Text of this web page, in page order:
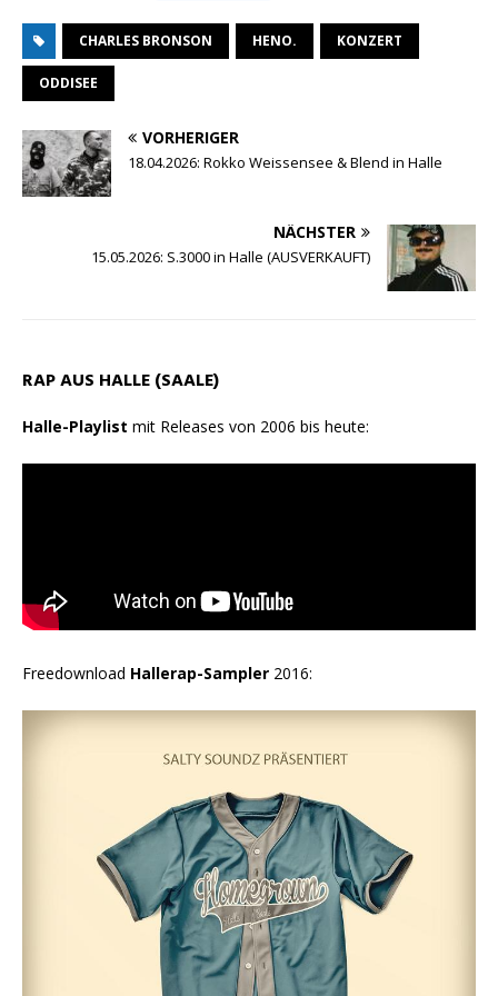
t
A
p
l
r
a
c
o
i
i
CHARLES BRONSON HENO. KONZERT
ODDISEE
VORHERIGER
18.04.2026: Rokko Weissensee & Blend in Halle
NÄCHSTER
15.05.2026: S.3000 in Halle (AUSVERKAUFT)
RAP AUS HALLE (SAALE)
Halle-Playlist mit Releases von 2006 bis heute:
Freedownload Hallerap-Sampler 2016: